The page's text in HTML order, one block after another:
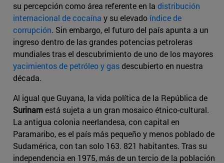
su percepción como área referente en la distribución
internacional de cocaína y su elevado índice de
corrupción. Sin embargo, el futuro del país apunta a un
ingreso dentro de las grandes potencias petroleras
mundiales tras el descubrimiento de uno de los mayores
yacimientos de petróleo y gasdescubierto en nuestra
década.
Al igual que Guyana, la vida política de la República de
Surinamestá sujeta a un gran mosaico étnico-cultural.
La antigua colonia neerlandesa, con capital en
Paramaribo, es el país más pequeño y menos poblado de
Sudamérica, con tan solo 163. 821 habitantes. Tras su
independencia en 1975, más de un tercio de la población